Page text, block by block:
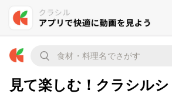
見て楽しむ！クラシルシ